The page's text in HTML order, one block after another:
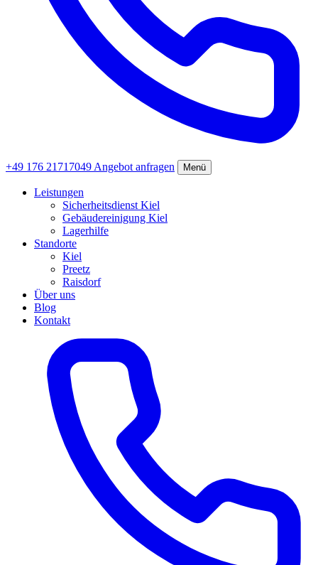
+49 176 21717049 Angebot anfragen Menü
Leistungen
Sicherheitsdienst Kiel
Gebäudereinigung Kiel
Lagerhilfe
Standorte
Kiel
Preetz
Raisdorf
Über uns
Blog
Kontakt